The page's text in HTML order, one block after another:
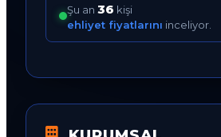
Şu an 36 kişi
ehliyet fiyatlarını inceliyor.